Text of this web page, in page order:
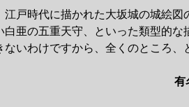
江戸時代に描かれた大坂城の城絵
白亜の五重天守、といった類型的
ないわけですから、全くのところ、
有